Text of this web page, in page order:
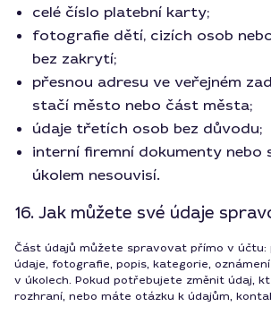
celé číslo platební karty;
fotografie dětí, cizích osob
bez zakrytí;
přesnou adresu ve veřejném
stačí město nebo část města;
údaje třetích osob bez důvodu;
interní firemní dokumenty nebo
úkolem nesouvisí.
16. Jak můžete své údaje
Část údajů můžete spravovat přímo v
údaje, fotografie, popis, kategorie,
v úkolech. Pokud potřebujete změnit údaj,
rozhraní, nebo máte otázku k údajům,